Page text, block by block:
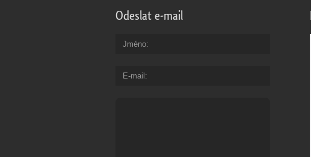
Odeslat e-mail
Jméno
E-mail